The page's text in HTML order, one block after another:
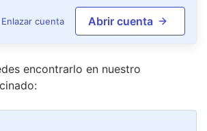
Enlazar cuenta Abrir cuenta
encontrarlo en nuestro
: